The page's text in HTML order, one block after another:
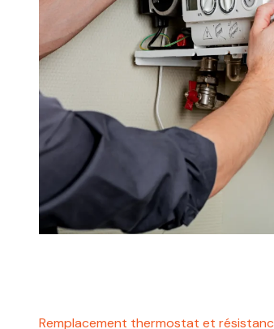
Remplacement thermostat et